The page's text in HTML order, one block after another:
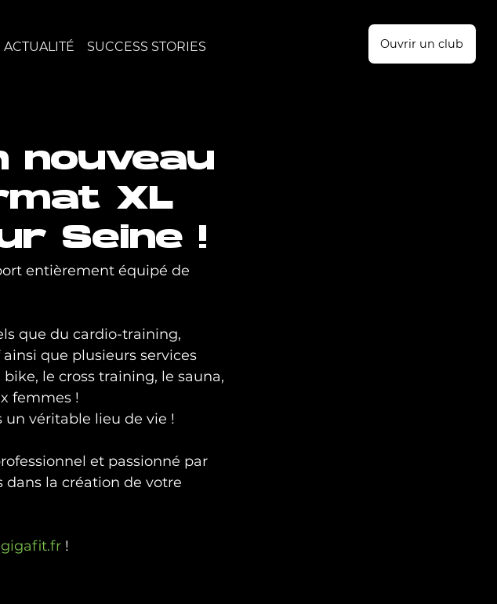
ACTUALITÉ SUCCESS STORIES Ouvrir un club
nouveau
XL
Seine !
entièrement équipé de
que du cardio-training,
que plusieurs services
le cross training, le sauna,
femmes !
un véritable lieu de vie !
dans la création de votre
!